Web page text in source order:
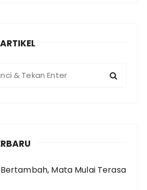
Mata Mulai Terasa